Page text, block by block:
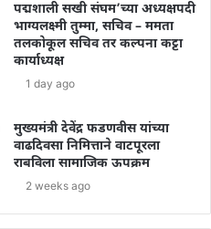
पद्मशाली सखी संघम’च्या अध्यक्षपदी
भाग्यलक्ष्मी तुम्मा, सचिव – ममता
तलकोकूल सचिव तर कल्पना कट्टा
कार्याध्यक्ष
1 day ago
मुख्यमंत्री देवेंद्र फडणवीस यांच्या
वाढदिवसा निमित्ताने वाटपूरला
राबविला सामाजिक ऊपक्रम
2 weeks ago